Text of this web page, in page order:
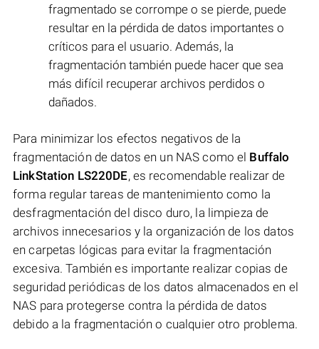
fragmentado se corrompe o se pierde, puede
resultar en la pérdida de datos importantes o
críticos para el usuario. Además, la
fragmentación también puede hacer que sea
más difícil recuperar archivos perdidos o
dañados.
Para minimizar los efectos negativos de la
fragmentación de datos en un NAS como el Buffalo
LinkStation LS220DE, es recomendable realizar de
forma regular tareas de mantenimiento como la
desfragmentación del disco duro, la limpieza de
archivos innecesarios y la organización de los datos
en carpetas lógicas para evitar la fragmentación
excesiva. También es importante realizar copias de
seguridad periódicas de los datos almacenados en el
NAS para protegerse contra la pérdida de datos
debido a la fragmentación o cualquier otro problema.